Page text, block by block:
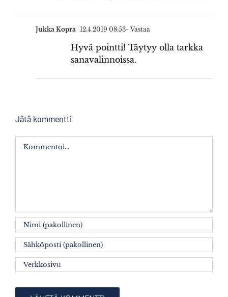
Jukka Kopra 12.4.2019 08:53- Vastaa
Hyvä pointti! Täytyy olla tarkka
sanavalinnoissa.
Jätä kommentti
Kommentti